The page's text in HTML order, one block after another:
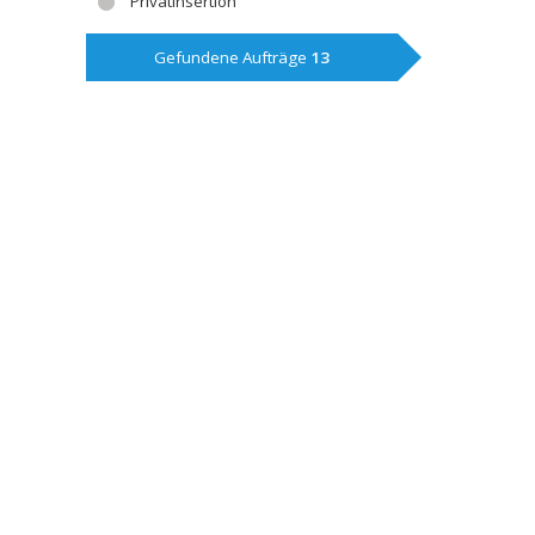
Gefundene Aufträge 13